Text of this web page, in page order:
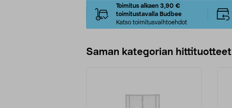
Toimitus alkaen 3,90 €
toimitustavalla Budbee
Katso toimitusvaihtoehdot
Saman kategorian hittituotteet